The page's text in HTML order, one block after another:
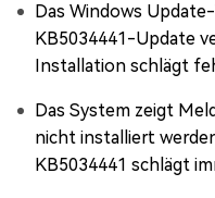
Das Windows
KB5034441-Update
Installation schlägt
Das System zeigt
nicht installiert
KB5034441 schlägt